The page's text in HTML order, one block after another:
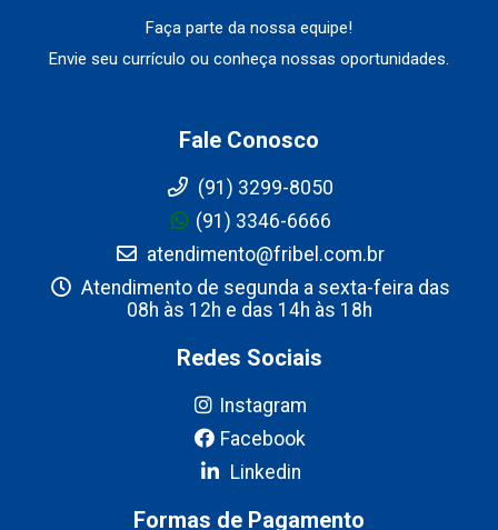
Faça parte da nossa equipe!
Envie seu currículo ou conheça nossas oportunidades.
Fale Conosco
(91) 3299-8050
(91) 3346-6666
atendimento@fribel.com.br
Atendimento de segunda a sexta-feira das
08h às 12h e das 14h às 18h
Redes Sociais
Instagram
Facebook
Linkedin
Formas de Pagamento